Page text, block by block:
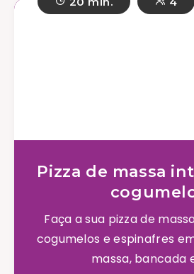
Pizza de massa
Faça a sua pizza de
cogumelos e espinafres
massa, bancada